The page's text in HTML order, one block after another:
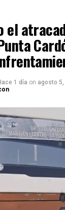
el
1 día on agosto 5,